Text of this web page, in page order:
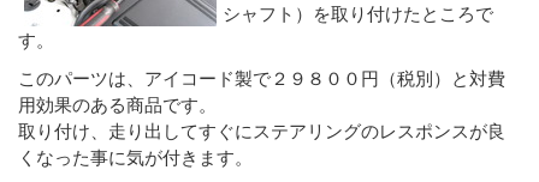
シャフト）を取り付けたところで
す。
このパーツは、アイコード製で２９８００円（税別）と対費
用効果のある商品です。
取り付け、走り出してすぐにステアリングのレスポンスが良
くなった事に気が付きます。